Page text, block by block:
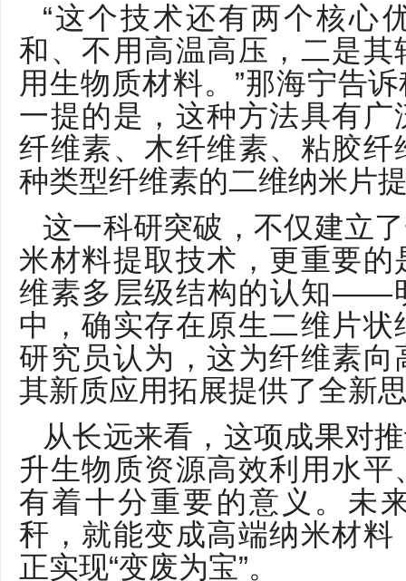
“这个技术还有两个核心
和、不用高温高压，二是
用生物质材料。”那海宁告
一提的是，这种方法具有
纤维素、木纤维素、粘胶
种类型纤维素的二维纳米片
这一科研突破，不仅建立
米材料提取技术，更重要
维素多层级结构的认知——
中，确实存在原生二维片
研究员认为，这为纤维素
其新质应用拓展提供了全新
从长远来看，这项成果对
升生物质资源高效利用水
有着十分重要的意义。未
秆，就能变成高端纳米材
正实现“变废为宝”。